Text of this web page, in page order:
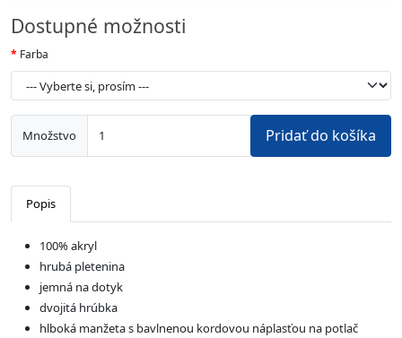
Dostupné možnosti
Farba
Množstvo Pridať do košíka
Popis
100% akryl
hrubá pletenina
jemná na dotyk
dvojitá hrúbka
hlboká manžeta s bavlnenou kordovou náplasťou na potlač